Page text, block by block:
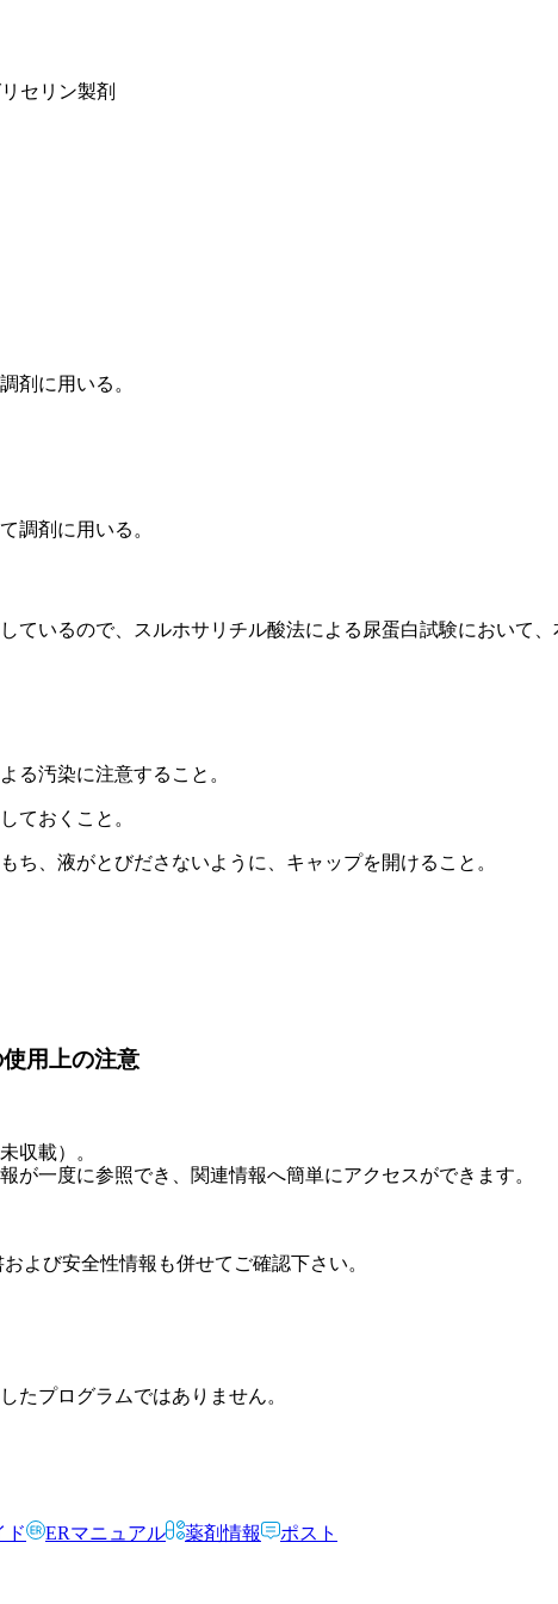
セリン製剤
剤に用いる。
調剤に用いる。
ているので、スルホサリチル酸法による尿蛋白試験において
る汚染に注意すること。
ておくこと。
、液がとびださないように、キャップを開けること。
用上の注意
収載）。
が一度に参照でき、関連情報へ簡単にアクセスができます。
よび安全性情報も併せてご確認下さい。
たプログラムではありません。
ド ERマニュアル 薬剤情報 ポスト